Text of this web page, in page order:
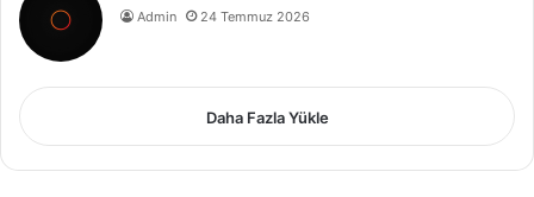
Admin 24 Temmuz 2026
Daha Fazla Yükle